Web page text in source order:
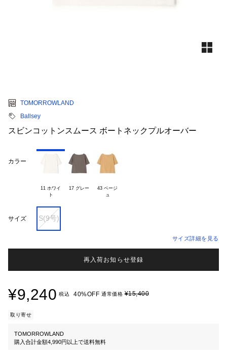
TOMORROWLAND
Ballsey
スビンコットンスムース ボートネックプルオーバー
カラー
11 ホワイ
17 グレー
43 ベージ
サイズ S(9号)
サイズ詳細を見る
再入荷お知らせ登録
¥9,240 税込 40%OFF 通常価格¥15,400
取り寄せ
TOMORROWLAND
購入合計金額4,990円以上で送料無料